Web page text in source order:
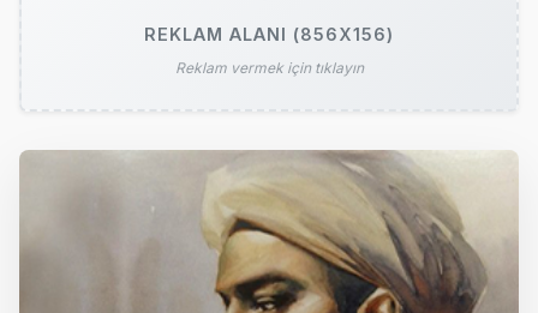
REKLAM ALANI (856X156)
Reklam vermek için tıklayın